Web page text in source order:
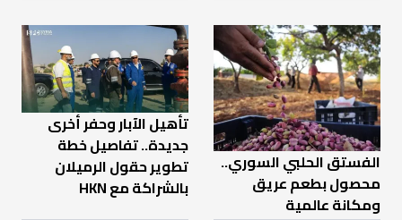
الفستق الحلبي السوري..
محصول بطعم عريق
ومكانة عالمية
تأهيل الآبار وحفر أخرى
جديدة.. تفاصيل خطة
تطوير حقول الرميلان
بالشراكة مع HKN